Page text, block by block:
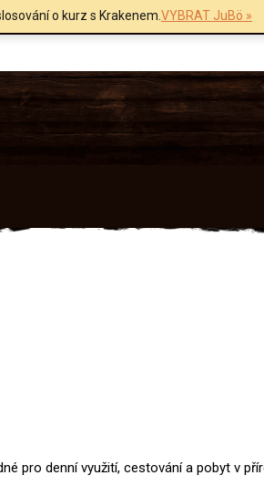
o kurz s Krakenem.VYBRAT JuBö »
pro denní využití, cestování a pobyt v